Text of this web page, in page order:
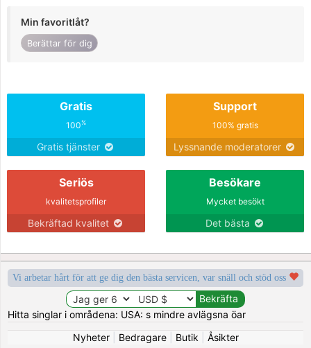
Min favoritlåt?
Berättar för dig
Gratis
100%
Gratis tjänster
Support
100% gratis
Lyssnande moderatorer
Seriös
kvalitetsprofiler
Bekräftad kvalitet
Besökare
Mycket besökt
Det bästa
Vi arbetar hårt för att ge dig den bästa servicen, var snäll och stöd oss
Hitta singlar i områdena: USA: s mindre avlägsna öar
Nyheter| Bedragare| Butik
Åsikter